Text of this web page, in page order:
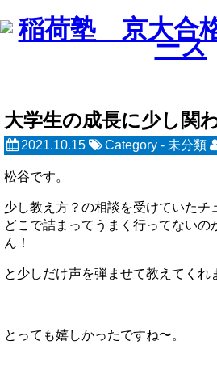
大学生の成長に少し関
2021.10.15 Category - 未分類
松谷です。
少し教え方？の相談を受けていたチ
どこで詰まってうまく行ってないの
ん！
と少しだけ声を弾ませて教えてくれ
とっても嬉しかったですね〜。